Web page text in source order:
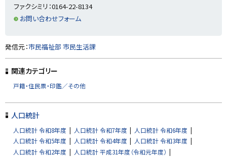
ファクシミリ：0164-22-8134
お問い合わせフォーム
ト
ッ
プ
る
発信元：市民福祉部 市民生活課
関連カテゴリー
戸籍・住民票・印鑑／その他
人口統計
人口統計 令和8年度 人口統計 令和7年度
人口統計 令和6年度
人口統計 令和5年度
人口統計 令和4年度
人口統計 令和3年度
人口統計 令和2年度
人口統計 平成31年度（令和元年度）